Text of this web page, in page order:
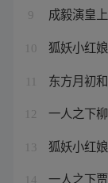
9 成毅演皇上
10 狐妖小红
东方月初
12 一人之下
13 狐妖小红
14 一人之下